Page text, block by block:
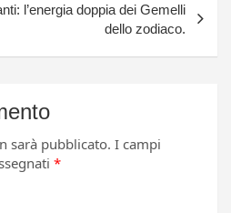
l’energia doppia dei Gemelli
dello zodiaco.
sarà pubblicato. I campi
*